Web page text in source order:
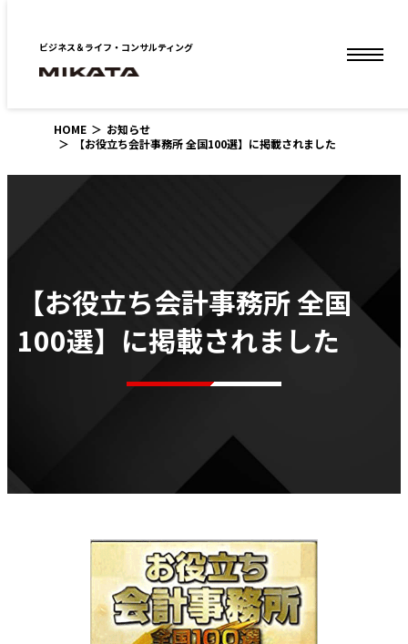
ビジネス＆ライフ・コンサルティング
HOME
お知らせ
【お役立ち会計事務所 全国100選】に掲載されました
【お役立ち会計事務所 全国
100選】に掲載されました